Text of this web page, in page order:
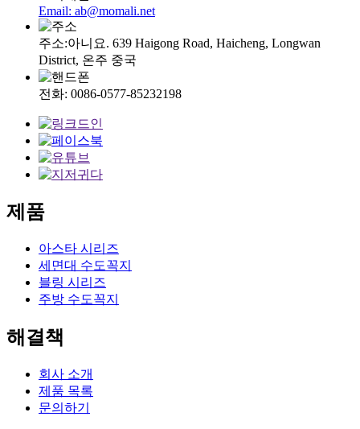
Email: ab@momali.net
주소:아니요. 639 Haigong Road, Haicheng, Longwan
District, 온주 중국
전화: 0086-0577-85232198
제품
아스타 시리즈
세면대 수도꼭지
블링 시리즈
주방 수도꼭지
해결책
회사 소개
제품 목록
문의하기